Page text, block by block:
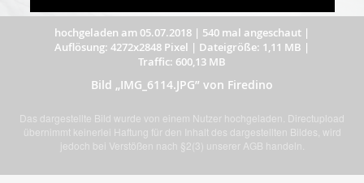
hochgeladen am 05.07.2018 | 540 mal angeschaut |
Auflösung: 4272x2848 Pixel | Dateigröße: 1,11 MB |
Traffic: 600,13 MB
Bild „IMG_6114.JPG” von Firedino
Das dargestellte Bild wurde von einem Nutzer hochgeladen. Directupload
übernimmt keinerlei Haftung für den Inhalt des dargestellten Bildes, wird
jedoch bei Verstößen nach §2(3) unserer AGB handeln.